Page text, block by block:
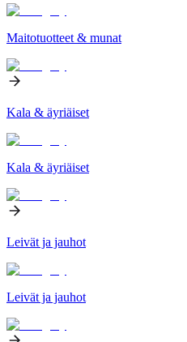
Maitotuotteet & munat
Kala & äyriäiset
Kala & äyriäiset
Leivät ja jauhot
Leivät ja jauhot